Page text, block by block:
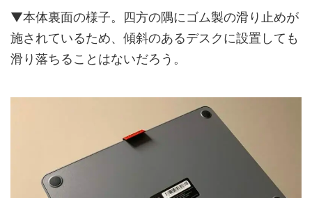
▼本体裏面の様子。四方の隅にゴム製の滑り止めが
施されているため、傾斜のあるデスクに設置しても
滑り落ちることはないだろう。